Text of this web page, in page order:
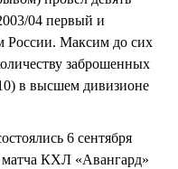
04 первый и
России. Максим до сих
заброшенных
в высшем дивизионе
6 сентября
матча КХЛ «Авангард»